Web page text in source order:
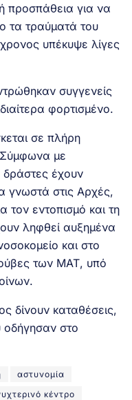
προσπάθεια για να
τα τραύματά του
υπέκυψε λίγες
συγγενείς
φορτισμένο.
σε πλήρη
Σύμφωνα με
έχουν
γνωστά στις Αρχές,
τον εντοπισμό και τη
ληφθεί αυξημένα
και στο
των ΜΑΤ, υπό
δίνουν καταθέσεις,
οδήγησαν στο
αστυνομία
κέντρο